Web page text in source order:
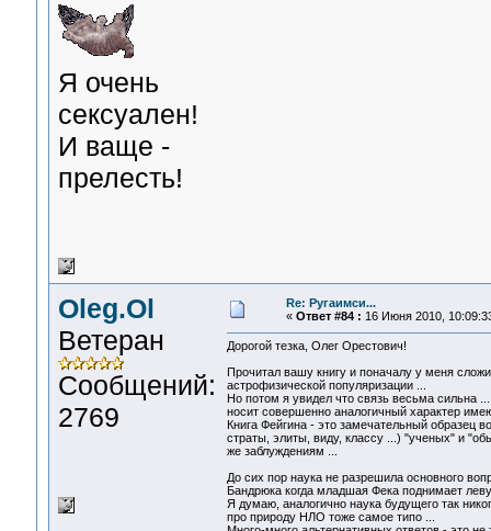
Я очень
сексуален!
И ваще -
прелесть!
Oleg.Ol
Ветеран
Сообщений:
2769
Re: Ругаимси...
« Ответ #84 : 16 Июня 2010,
Дорогой тезка, Олег Орестович!
Прочитал вашу книгу и поначалу у меня
астрофизической популяризации ...
Но потом я увидел что связь весьма сильна
носит совершенно аналогичный характер
Книга Фейгина - это замечательный образец
страты, элиты, виду, классу ...) "ученых" и
же заблуждениям ...
До сих пор наука не разрешила основного
Бандрюка когда младшая Фека поднимает
Я думаю, аналогично наука будущего так
про природу НЛО тоже самое типо ...